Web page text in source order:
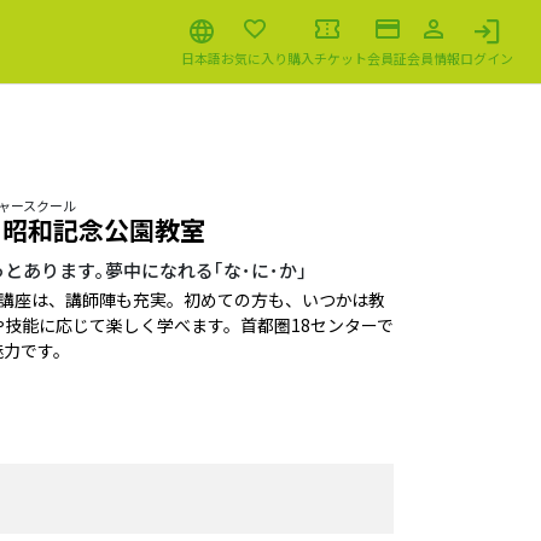
日本語お気に入り購入チケット会員証会員情報ログイン
ースクール
和記念公園教室
あります｡夢中になれる｢な･に･か｣
座は、講師陣も充実。初めての方も、いつかは教
能に応じて楽しく学べます。首都圏18センターで
です。